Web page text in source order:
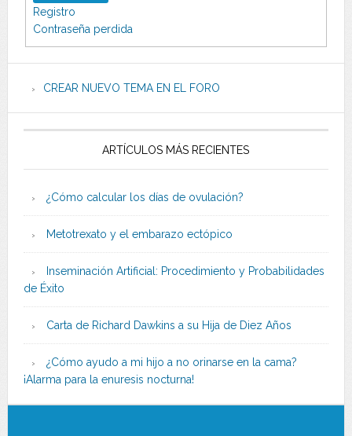
Registro
Contraseña perdida
CREAR NUEVO TEMA EN EL FORO
ARTÍCULOS MÁS RECIENTES
¿Cómo calcular los días de ovulación?
Metotrexato y el embarazo ectópico
Inseminación Artificial: Procedimiento y Probabilidades
de Éxito
Carta de Richard Dawkins a su Hija de Diez Años
¿Cómo ayudo a mi hijo a no orinarse en la cama?
¡Alarma para la enuresis nocturna!